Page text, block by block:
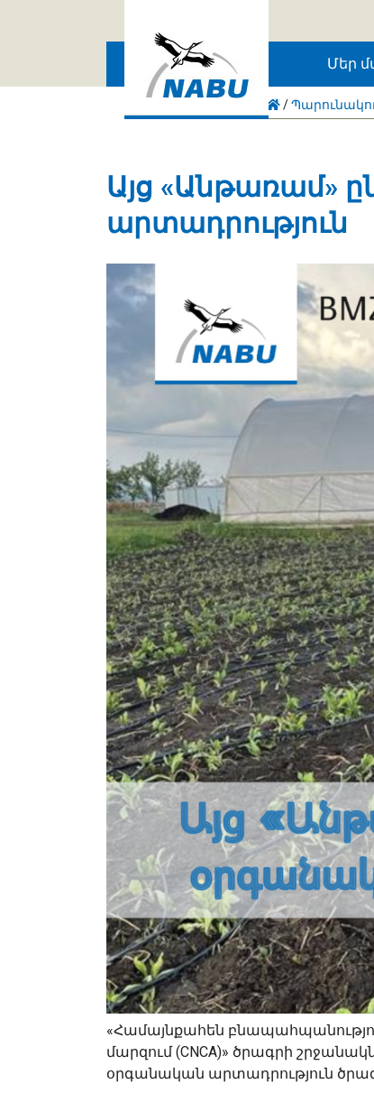
Մեր
/
Այց «Անթառամ»
արտադրություն
«Համայնքահեն
մարզում (CNCA)» ծրագրի
օրգանական արտադրություն